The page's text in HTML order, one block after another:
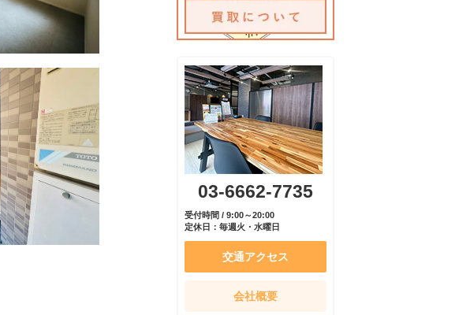
03-6662-7735
受付時間 / 9:00～20:00
定休日：毎週火・水曜日
交通アクセス
会社概要